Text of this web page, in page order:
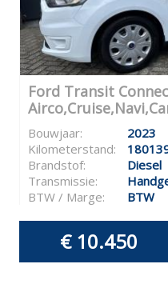
Ford Transit
Bouwjaar:
2023
Kilometerstand:
Brandstof:
Diesel
Transmissie:
BTW / Marge:
BTW
€ 10.450